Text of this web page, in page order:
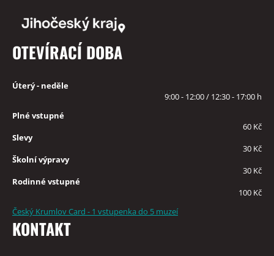
OTEVÍRACÍ DOBA
Úterý - neděle
9:00 - 12:00 / 12:30 - 17:00 h
Plné vstupné
60 Kč
Slevy
30 Kč
Školní výpravy
30 Kč
Rodinné vstupné
100 Kč
Český Krumlov Card - 1 vstupenka do 5 muzeí
KONTAKT